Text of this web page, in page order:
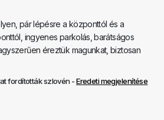
pár lépésre a központtól és a
ingyenes parkolás, barátságos
éreztük magunkat, biztosan
fordították szlovén -Eredeti megjelenítése